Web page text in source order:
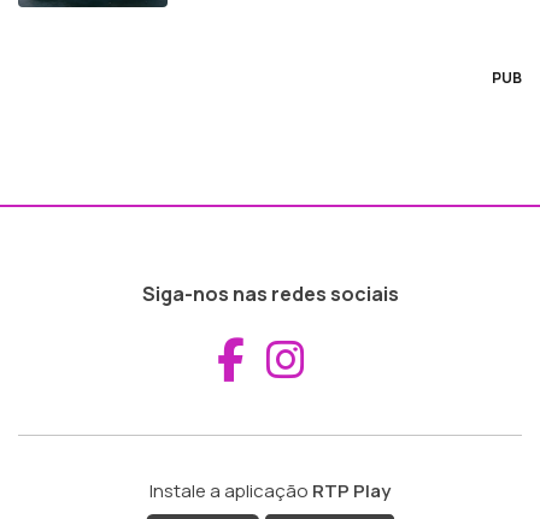
PUB
Siga-nos nas redes sociais
Aceder ao
Instale a aplicação RTP Play